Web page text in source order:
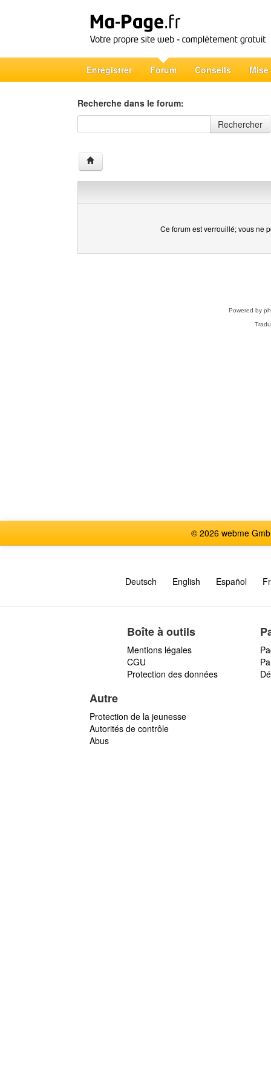
Enregistrer Forum Conseils Mise
Recherche dans le forum:
Recherche dans le forum
Rechercher
Ce forum est verrouillé; vous ne
Powered by
© 2026 webme
Deutsch English Español
Boîte à outils
Mentions légales
CGU
Protection des données
Autre
Protection de la jeunesse
Autorités de contrôle
Abus